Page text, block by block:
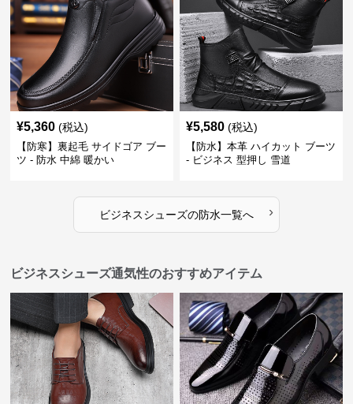
¥5,360 (税込)
【防寒】裏起毛 サイドゴア ブー
ツ - 防水 中綿 暖かい
¥5,580 (税込)
【防水】本革 ハイカット ブーツ
- ビジネス 型押し 雪道
ビジネスシューズの防水一覧へ ›
ビジネスシューズ通気性のおすすめアイテム